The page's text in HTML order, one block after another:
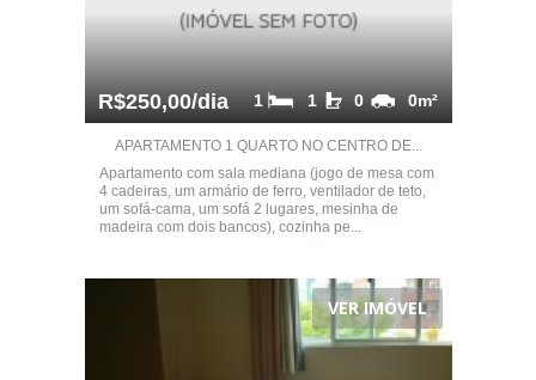
R$250,00/dia 0m²
0
1
1
APARTAMENTO 1 QUARTO NO CENTRO DE...
Apartamento com sala mediana (jogo de mesa com
4 cadeiras, um armário de ferro, ventilador de teto,
um sofá-cama, um sofá 2 lugares, mesinha de
madeira com dois bancos), cozinha pe...
VER IMÓVEL